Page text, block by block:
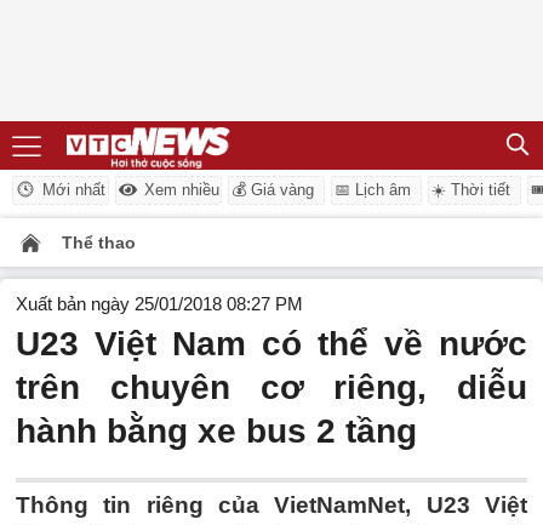
Mới nhất Xem nhiều 💰 Giá vàng 📅 Lịch âm ☀️ Thời tiết
Thể thao
Xuất bản ngày 25/01/2018 08:27 PM
U23 Việt Nam có thể về nước
trên chuyên cơ riêng, diễu
hành bằng xe bus 2 tầng
Thông tin riêng của VietNamNet, U23 Việt